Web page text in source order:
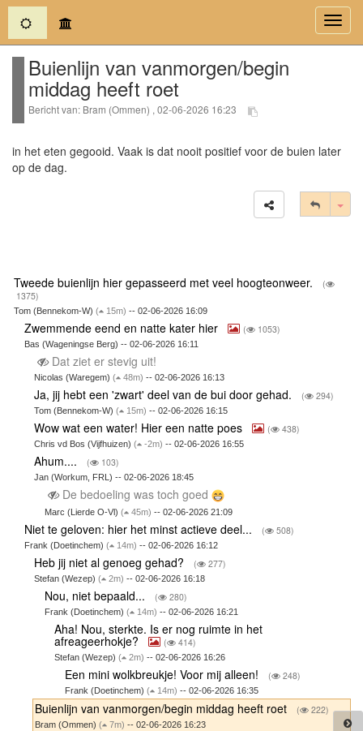
(current)
Buienlijn van vanmorgen/begin
middag heeft roet
Bericht van: Bram (Ommen) , 02-06-2026 16:23
in het eten gegooid. Vaak is dat nooit positief voor de buien later
op de dag.
Tweede buienlijn hier gepasseerd met veel hoogteonweer.
(
1375)
Tom (Bennekom-W) ( 15m) -- 02-06-2026 16:09
Zwemmende eend en natte kater hier ( 1053)
Bas (Wageningse Berg) -- 02-06-2026 16:11
Dat ziet er stevig uit!
Nicolas (Waregem)( 48m) -- 02-06-2026 16:13
Ja, jij hebt een 'zwart' deel van de bui door gehad. ( 294)
Tom (Bennekom-W)( 15m) -- 02-06-2026 16:15
Wow wat een water! Hier een natte poes ( 438)
Chris vd Bos (Vijfhuizen)( -2m) -- 02-06-2026 16:55
Ahum.... ( 103)
Jan (Workum, FRL) -- 02-06-2026 18:45
De bedoeling was toch goed
Marc (Lierde O-Vl) ( 45m) -- 02-06-2026 21:09
Niet te geloven: hier het minst actieve deel... ( 508)
Frank (Doetinchem) ( 14m) -- 02-06-2026 16:12
Heb jij niet al genoeg gehad? ( 277)
Stefan (Wezep)( 2m) -- 02-06-2026 16:18
Nou, niet bepaald... ( 280)
Frank (Doetinchem) ( 14m) -- 02-06-2026 16:21
Aha! Nou, sterkte. Is er nog ruimte in het
afreageerhokje? ( 414)
Stefan (Wezep)( 2m) -- 02-06-2026 16:26
Een mini wolkbreukje! Voor mij alleen! ( 248)
Frank (Doetinchem) ( 14m) -- 02-06-2026 16:35
Buienlijn van vanmorgen/begin middag heeft roet ( 222)
Bram (Ommen)( 7m) -- 02-06-2026 16:23